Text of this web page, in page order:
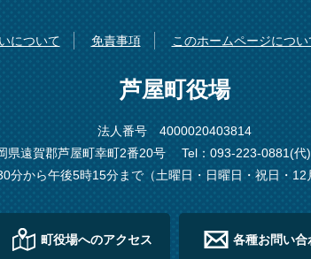
について 免責事項 このホームページについ
芦屋町役場
法人番号 4000020403814
県遠賀郡芦屋町幸町2番20号
Tel：093-223-0881(代)
分から午後5時15分まで（土曜日・日曜日・祝日・12
町役場へのアクセス 各種お問い合